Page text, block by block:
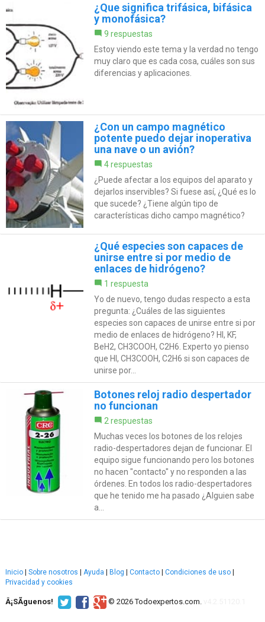
¿Que significa trifásica, bifásica
y monofásica?
9 respuestas
Estoy viendo este tema y la verdad no tengo
muy claro que es cada cosa, cuáles son sus
diferencias y aplicaciones.
¿Con un campo magnético
potente puedo dejar inoperativa
una nave o un avión?
4 respuestas
¿Puede afectar a los equipos del aparato y
dejarlos inservibles? Si fuese así, ¿Qué es lo
que sucede? ¿Tiene algún tipo de
características dicho campo magnético?
¿Qué especies son capaces de
unirse entre si por medio de
enlaces de hidrógeno?
1 respuesta
Yo de nuevo, tengo dudas respecto a esta
pregunta: ¿Cuáles de las siguientes
especies son capaces de unirse entre si por
medio de enlaces de hidrógeno? HI, KF,
BeH2, CH3COOH, C2H6. Experto yo pienso
que HI, CH3COOH, C2H6 si son capaces de
unirse por...
Botones reloj radio despertador
no funcionan
2 respuestas
Muchas veces los botones de los relojes
radio-despertadores dejan de funcionar. El
equipo sigue funcionando pero los botones
no hacen "contacto" y no responden a las
órdenes. En todos los radio-despertadores
que he tenido me ha pasado ¿Alguien sabe
a...
Inicio Sobre nosotros Ayuda Blog Contacto Condiciones de uso
Privacidad y cookies
Â¡SÃ­guenos! © 2026 Todoexpertos.com.